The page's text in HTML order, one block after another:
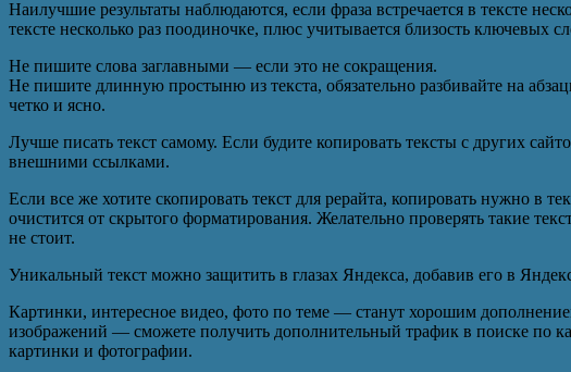
Наилучшие результаты наблюдаются, если фраза встречается в тексте
тексте несколько раз поодиночке, плюс учитывается близость ключевых
Не пишите слова заглавными — если это не сокращения.
Не пишите длинную простыню из текста, обязательно разбивайте на
четко и ясно.
Лучше писать текст самому. Если будите копировать тексты с других
внешними ссылками.
Если все же хотите скопировать текст для рерайта, копировать нужно в
очистится от скрытого форматирования. Желательно проверять такие
не стоит.
Уникальный текст можно защитить в глазах Яндекса, добавив его в
Картинки, интересное видео, фото по теме — станут хорошим
изображений — сможете получить дополнительный трафик в поиске по
картинки и фотографии.